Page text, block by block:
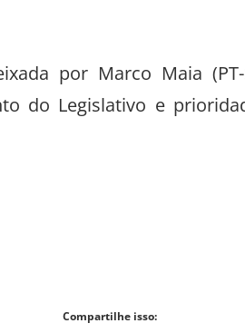
por Marco Maia
do Legislativo e
Compartilhe isso: